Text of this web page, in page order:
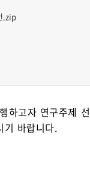
.zip
하고자 연구주제
기 바랍니다.